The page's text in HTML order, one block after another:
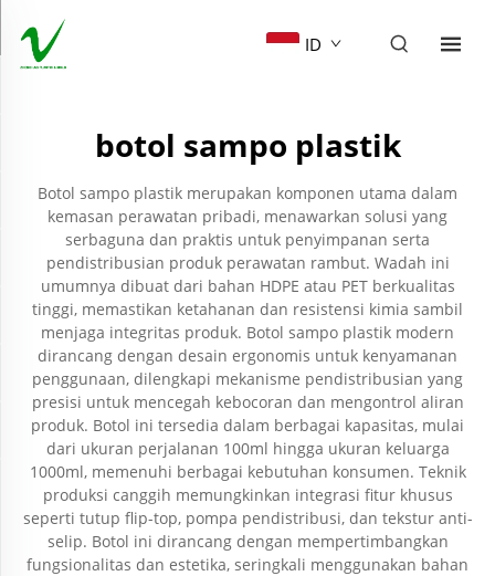
ID
botol sampo plastik
Botol sampo plastik merupakan komponen utama dalam
kemasan perawatan pribadi, menawarkan solusi yang
serbaguna dan praktis untuk penyimpanan serta
pendistribusian produk perawatan rambut. Wadah ini
umumnya dibuat dari bahan HDPE atau PET berkualitas
tinggi, memastikan ketahanan dan resistensi kimia sambil
menjaga integritas produk. Botol sampo plastik modern
dirancang dengan desain ergonomis untuk kenyamanan
penggunaan, dilengkapi mekanisme pendistribusian yang
presisi untuk mencegah kebocoran dan mengontrol aliran
produk. Botol ini tersedia dalam berbagai kapasitas, mulai
dari ukuran perjalanan 100ml hingga ukuran keluarga
1000ml, memenuhi berbagai kebutuhan konsumen. Teknik
produksi canggih memungkinkan integrasi fitur khusus
seperti tutup flip-top, pompa pendistribusi, dan tekstur anti-
selip. Botol ini dirancang dengan mempertimbangkan
fungsionalitas dan estetika, seringkali menggunakan bahan